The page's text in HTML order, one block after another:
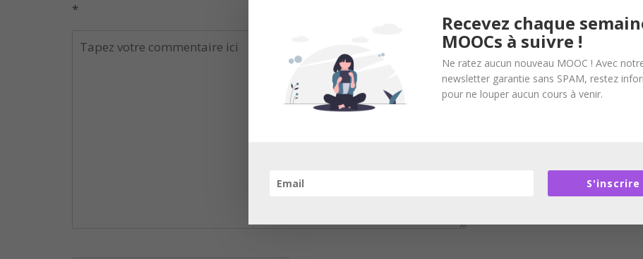
*
Recevez chaque
MOOCs à suivre !
Ne ratez aucun nouveau MOOC ! Avec
newsletter garantie sans SPAM, restez
pour ne louper aucun cours à venir.
S'inscrire